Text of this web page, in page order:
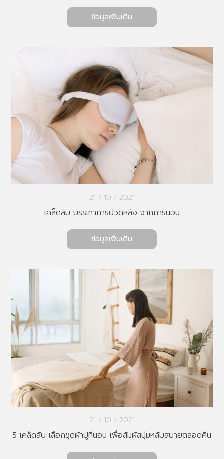
ข้อมูลเพิ่มเติม
21 / 10 / 2021
เคล็ดลับ บรรเทาการปวดหลัง จากการนอน
ข้อมูลเพิ่มเติม
21 / 10 / 2021
5 เคล็ดลับ เลือกชุดผ้าปูที่นอน เพื่อสัมผัสนุ่มหลับสบายตลอดคืน